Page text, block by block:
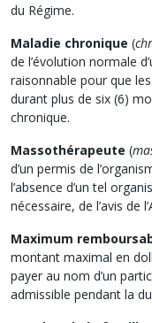
du Régime.
Maladie chronique (
de l’évolution normale
raisonnable pour que
durant plus de six (6)
chronique.
Massothérapeute (
d’un permis de
l’absence d’un tel
nécessaire, de l’avis de
Maximum
montant maximal en
payer au nom d’un
admissible pendant la